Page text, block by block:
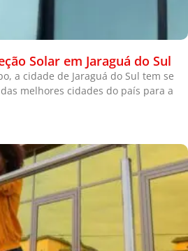
Solar em Jaraguá do Sul
a cidade de Jaraguá do Sul tem se
melhores cidades do país para a